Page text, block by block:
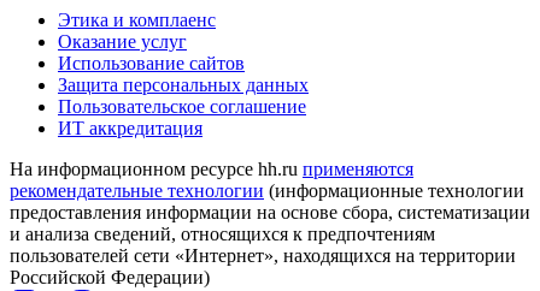
Этика и комплаенс
Оказание услуг
Использование сайтов
Защита персональных данных
Пользовательское соглашение
ИТ аккредитация
На информационном ресурсе hh.ru применяются
рекомендательные технологии (информационные технологии
предоставления информации на основе сбора, систематизации
и анализа сведений, относящихся к предпочтениям
пользователей сети «Интернет», находящихся на территории
Российской Федерации)